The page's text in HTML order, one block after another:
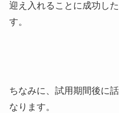
迎え入れることに成功し
す。
ちなみに、試用期間後に
なります。